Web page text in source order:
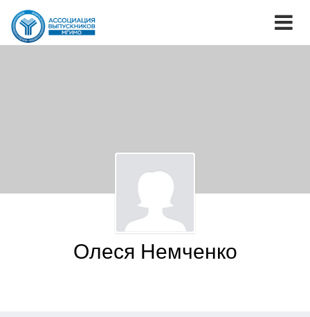
Олеся Немченко